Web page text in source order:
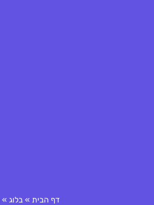
דף הבית » בלוג »